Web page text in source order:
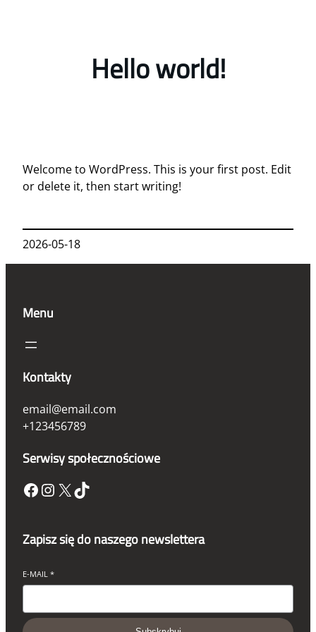
Hello world!
Welcome to WordPress. This is your first post. Edit
or delete it, then start writing!
2026-05-18
Menu
Kontakty
email@email.com
+123456789
Serwisy społecznościowe
Facebook InstagramX TikTok
Zapisz się do naszego newslettera
E-MAIL *